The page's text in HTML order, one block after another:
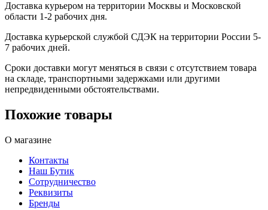
Доставка курьером на территории Москвы и Московской
области 1-2 рабочих дня.
Доставка курьерской службой СДЭК на территории России 5-
7 рабочих дней.
Сроки доставки могут меняться в связи с отсутствием товара
на складе, транспортными задержками или другими
непредвиденными обстоятельствами.
Похожие товары
О магазине
Контакты
Наш Бутик
Сотрудничество
Реквизиты
Бренды